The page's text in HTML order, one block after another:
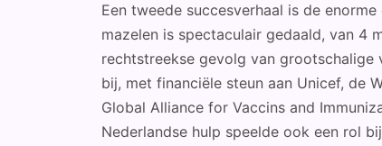
Een tweede succesverhaal is de
mazelen is spectaculair gedaald, van 4
rechtstreekse gevolg van grootschalige
bij, met financiële steun aan Unicef, de
Global Alliance for Vaccins and
Nederlandse hulp speelde ook een rol